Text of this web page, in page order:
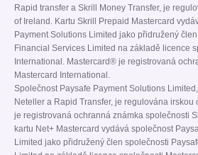
Rapid transfer a Skrill Money Transfer, je
of Ireland. Kartu Skrill Prepaid Mastercard
Payment Solutions Limited jako přidružený
Financial Services Limited na základě licence
International. Mastercard® je registrovaná
Mastercard International.
Společnost Paysafe Payment Solutions
Neteller a Rapid Transfer, je regulována
je registrovaná ochranná známka společnosti
kartu Net+ Mastercard vydává společnost
Limited jako přidružený člen společnosti